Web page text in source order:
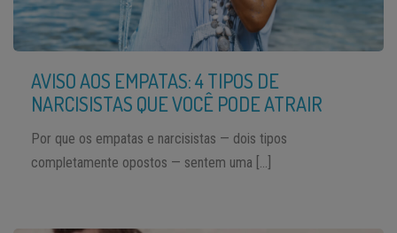
AVISO AOS EMPATAS: 4 TIPOS DE
NARCISISTAS QUE VOCÊ PODE ATRAIR
Por que os empatas e narcisistas — dois tipos
completamente opostos — sentem uma […]